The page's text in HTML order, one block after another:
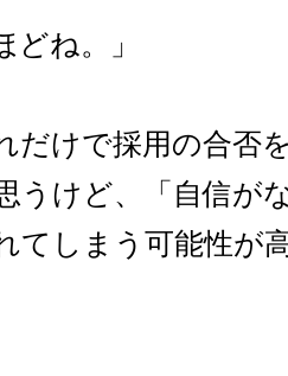
どね。」
だけで採用の合否
うけど、「自信が
てしまう可能性が